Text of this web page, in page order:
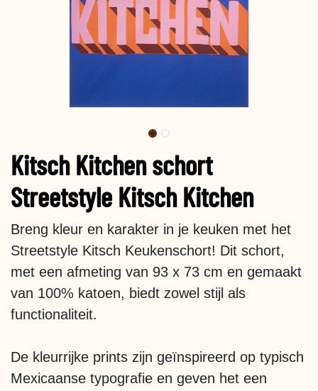
Kitsch Kitchen schort
Streetstyle Kitsch Kitchen
Breng kleur en karakter in je keuken met het
Streetstyle Kitsch Keukenschort! Dit schort,
met een afmeting van 93 x 73 cm en gemaakt
van 100% katoen, biedt zowel stijl als
functionaliteit.
De kleurrijke prints zijn geïnspireerd op typisch
Mexicaanse typografie en geven het een